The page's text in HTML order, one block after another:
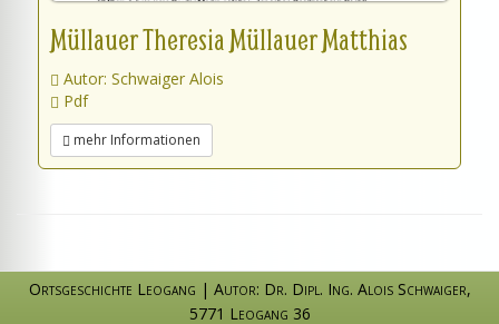
Müllauer Theresia Müllauer Matthias
Autor: Schwaiger Alois
Pdf
mehr Informationen
Ortsgeschichte Leogang | Autor: Dr. Dipl. Ing. Alois Schwaiger,
5771 Leogang 36